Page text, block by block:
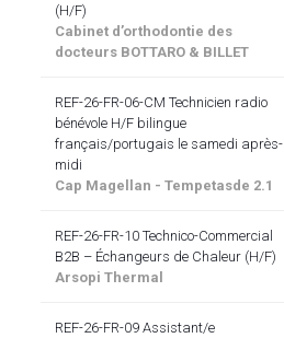
(H/F)
Cabinet d’orthodontie des
docteurs BOTTARO & BILLET
REF-26-FR-06-CM Technicien radio
bénévole H/F bilingue
français/portugais le samedi après-
midi
Cap Magellan - Tempetasde 2.1
REF-26-FR-10 Technico-Commercial
B2B – Échangeurs de Chaleur (H/F)
Arsopi Thermal
REF-26-FR-09 Assistant/e